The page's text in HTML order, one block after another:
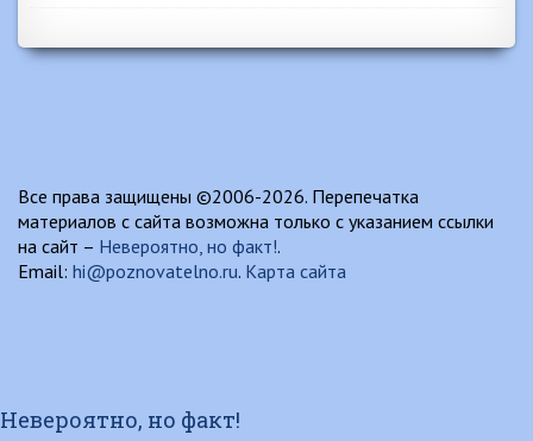
Все права защищены ©2006-2026. Перепечатка
материалов с сайта возможна только с указанием ссылки
на сайт – Невероятно, но факт!.
Email: hi@poznovatelno.ru. Карта сайта
Невероятно, но факт!